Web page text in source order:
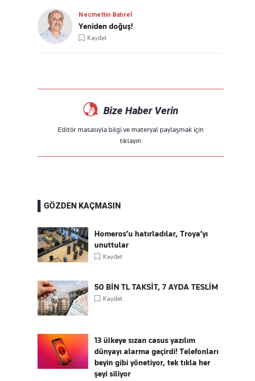
Necmettin Batırel
Yeniden doğuş!
Kaydet
Bize Haber Verin
Editör masasıyla bilgi ve materyal paylaşmak için
tıklayın
GÖZDEN KAÇMASIN
Homeros’u hatırladılar, Troya’yı
unuttular
Kaydet
50 BİN TL TAKSİT, 7 AYDA TESLİM
Kaydet
13 ülkeye sızan casus yazılım
dünyayı alarma geçirdi! Telefonları
beyin gibi yönetiyor, tek tıkla her
şeyi siliyor